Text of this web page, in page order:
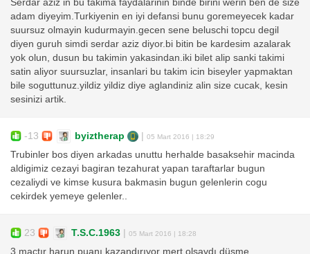
Serdar aziz in bu takima faydalarinin binde birini werin ben de size
adam diyeyim.Turkiyenin en iyi defansi bunu goremeyecek kadar
suursuz olmayin kudurmayin.gecen sene beluschi topcu degil
diyen guruh simdi serdar aziz diyor.bi bitin be kardesim azalarak
yok olun, dusun bu takimin yakasindan.iki bilet alip sanki takimi
satin aliyor suursuzlar, insanlari bu takim icin biseyler yapmaktan
bile soguttunuz.yildiz yildiz diye aglandiniz alin size cucak, kesin
sesinizi artik.
-13 byiztherap 05 Mart 2016 | 18:29
Trubinler bos diyen arkadas unuttu herhalde basaksehir macinda
aldigimiz cezayi bagiran tezahurat yapan taraftarlar bugun
cezaliydi ve kimse kusura bakmasin bugun gelenlerin cogu
cekirdek yemeye gelenler..
23 T.S.C.1963 05 Mart 2016 | 18:28
3 maçtır harun puanı kazandırıyor mert olsaydı düşme